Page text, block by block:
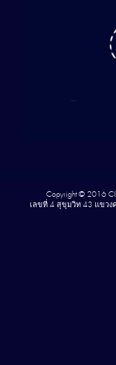
Copyright © 2016
เลขที่ 4 สุขุมวิท 43 แขว